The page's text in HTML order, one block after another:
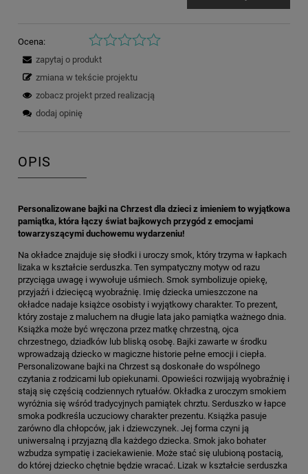
Ocena:
zapytaj o produkt
zmiana w tekście projektu
zobacz projekt przed realizacją
dodaj opinię
OPIS
Personalizowane bajki na Chrzest dla dzieci z imieniem to wyjątkowa
pamiątka, która łączy świat bajkowych przygód z emocjami
towarzyszącymi duchowemu wydarzeniu!
Na okładce znajduje się słodki i uroczy smok, który trzyma w łapkach
lizaka w kształcie serduszka. Ten sympatyczny motyw od razu
przyciąga uwagę i wywołuje uśmiech. Smok symbolizuje opiekę,
przyjaźń i dziecięcą wyobraźnię. Imię dziecka umieszczone na
okładce nadaje książce osobisty i wyjątkowy charakter. To prezent,
który zostaje z maluchem na długie lata jako pamiątka ważnego dnia.
Książka może być wręczona przez matkę chrzestną, ojca
chrzestnego, dziadków lub bliską osobę. Bajki zawarte w środku
wprowadzają dziecko w magiczne historie pełne emocji i ciepła.
Personalizowane bajki na Chrzest są doskonałe do wspólnego
czytania z rodzicami lub opiekunami. Opowieści rozwijają wyobraźnię i
stają się częścią codziennych rytuałów. Okładka z uroczym smokiem
wyróżnia się wśród tradycyjnych pamiątek chrztu. Serduszko w łapce
smoka podkreśla uczuciowy charakter prezentu. Książka pasuje
zarówno dla chłopców, jak i dziewczynek. Jej forma czyni ją
uniwersalną i przyjazną dla każdego dziecka. Smok jako bohater
wzbudza sympatię i zaciekawienie. Może stać się ulubioną postacią,
do której dziecko chętnie będzie wracać. Lizak w kształcie serduszka